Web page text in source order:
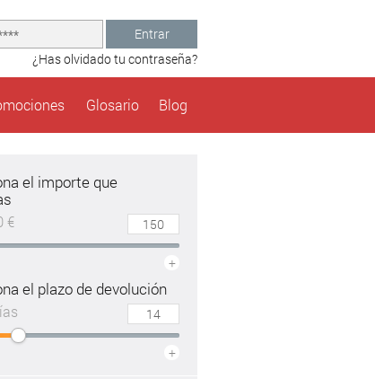
Entrar
¿Has olvidado tu contraseña?
Glosario Blog
el importe que
€
+
el plazo de devolución
+